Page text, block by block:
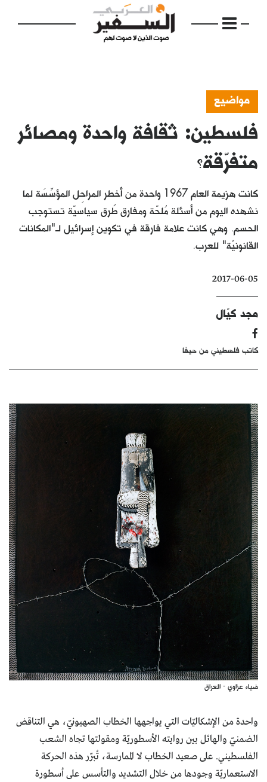
الرئيسية
مواضيع
فكرة
دفاتر
بالصورة
كتّابنا
الأرشيف
مواضيع
فلسطين: ثقافة واحدة ومصائر
متفرّقة؟
كانت هزيمة العام 1967 واحدة من أخطر المراحِل المؤسِّسَة لما
نشهده اليوم من أسئلة مُلحّة ومفارق طُرق سياسيّة تستوجب
الحسم. وهي كانت علامة فارقة في تكوين إسرائيل لـ"المكانات
القانونيّة" للعرب.
2017-06-05
مجد كيّال
كاتب فلسطيني من حيفا
ضياء عزاوي - العراق
واحدة من الإشكاليّات التي يواجهها الخطاب الصهيونيّ، هي التناقض
الضمنيّ والهائل بين روايته الأسطوريّة ومقولتها تجاه الشعب
الفلسطيني. على صعيد الخطاب لا الممارسة، تُبرّر هذه الحركة
الاستعماريّة وجودها من خلال التشديد والتأسس على أسطورة